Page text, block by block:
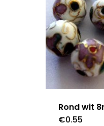
Rond wit
€0.55